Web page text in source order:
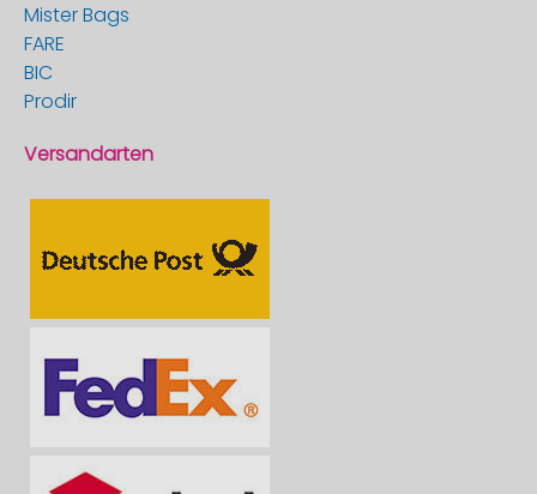
Mister Bags
FARE
BIC
Prodir
Versandarten